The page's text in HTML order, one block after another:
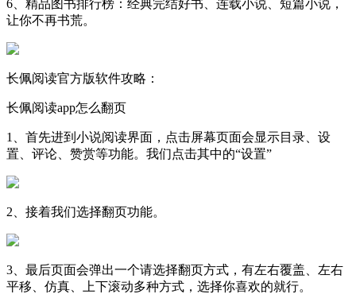
6、精品图书排行榜：经典完结好书、连载小说、短篇小说，
让你不再书荒。
长佩阅读官方版软件攻略：
长佩阅读app怎么翻页
1、首先进到小说阅读界面，点击屏幕页面会显示目录、设
置、评论、赞赏等功能。我们点击其中的“设置”
2、接着我们选择翻页功能。
3、最后页面会弹出一个请选择翻页方式，有左右覆盖、左右
平移、仿真、上下滚动多种方式，选择你喜欢的就行。